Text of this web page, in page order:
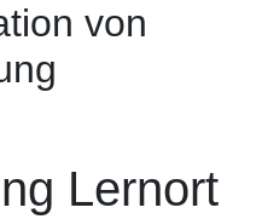
von
Lernort